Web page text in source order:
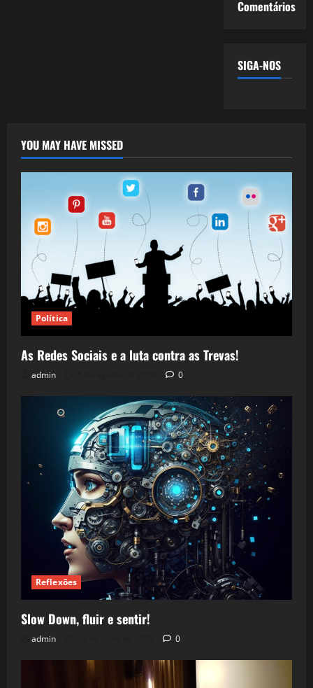
Comentários
SIGA-NOS
YOU MAY HAVE MISSED
Política
As Redes Sociais e a luta contra as Trevas!
admin 0
Reflexões
Slow Down, fluir e sentir!
admin 0